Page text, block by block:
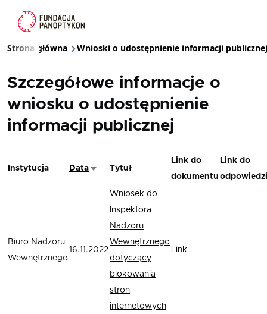
Ścieżka nawigacyjna
Strona główna Wnioski o udostępnienie informacji publicznej
Szczegółowe informacje o
wniosku o udostępnienie
informacji publicznej
Instytucja DataSortuj rosnąco
Tytuł
Link do
dokumentu
Link do
odpowiedzi
Biuro Nadzoru
Wewnętrznego
16.11.2022
Wniosek do
Inspektora
Nadzoru
Wewnętrznego
dotyczący
blokowania
stron
internetowych
Link